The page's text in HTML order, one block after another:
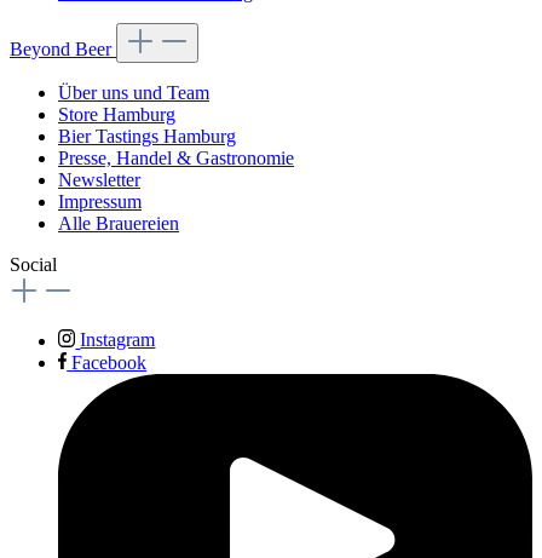
Beyond Beer
Über uns und Team
Store Hamburg
Bier Tastings Hamburg
Presse, Handel & Gastronomie
Newsletter
Impressum
Alle Brauereien
Social
Instagram
Facebook